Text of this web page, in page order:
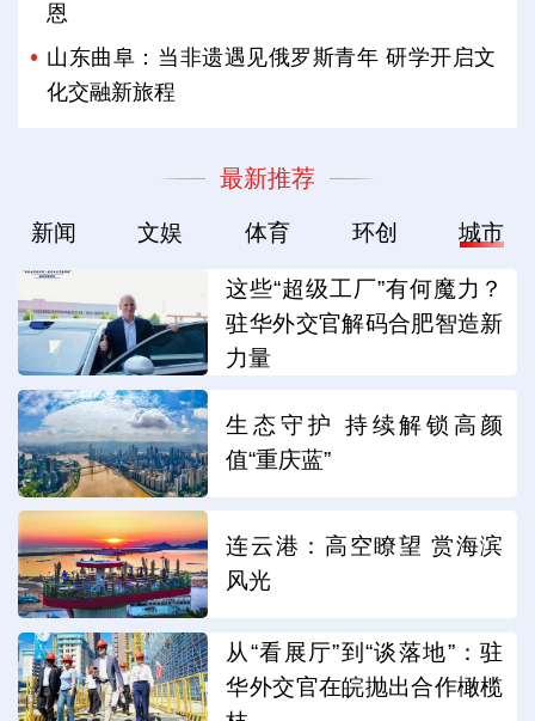
恩
山东曲阜：当非遗遇见俄罗斯青年 研学开启文
化交融新旅程
最新推荐
新闻 文娱 体育 环创 城市
这些“超级工厂”有何魔力？
驻华外交官解码合肥智造新
力量
生态守护 持续解锁高颜
值“重庆蓝”
连云港：高空瞭望 赏海滨
风光
从“看展厅”到“谈落地”：驻
华外交官在皖抛出合作橄榄